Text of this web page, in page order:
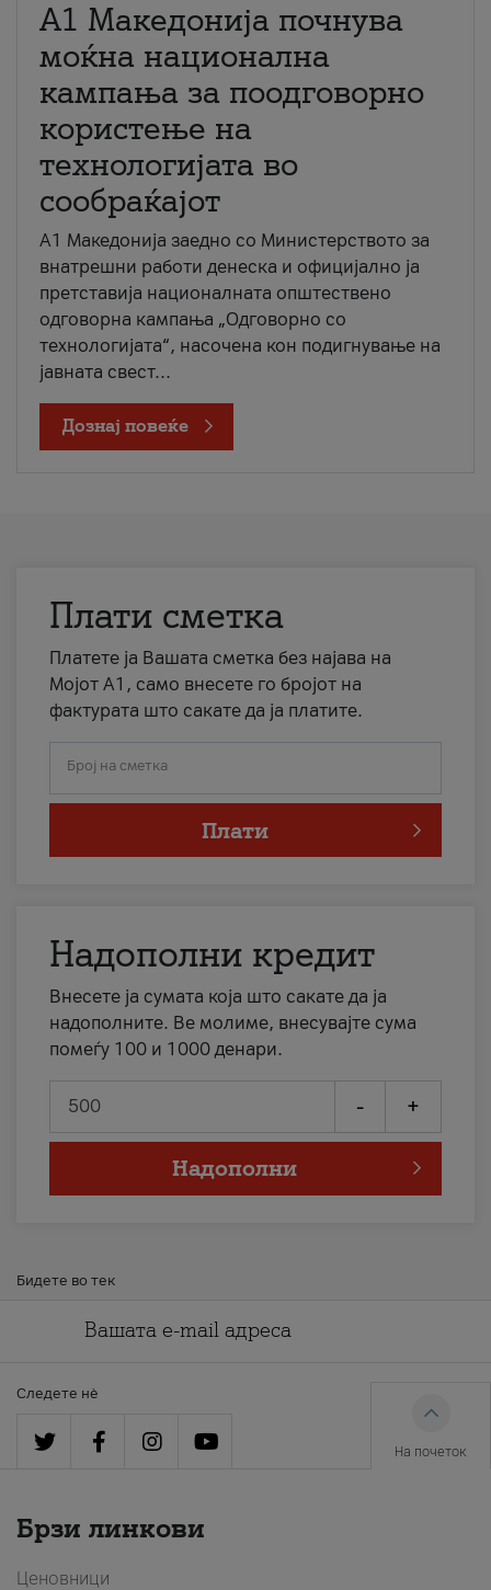
A1 Македонија почнува
моќна национална
кампања за поодговорно
користење на
технологијата во
сообраќајот
A1 Македонија заедно со Министерството за
внатрешни работи денеска и официјално ја
претставија националната општествено
одговорна кампања „Одговорно со
технологијата“, насочена кон подигнување на
јавната свест...
Дознај повеќе
Плати сметка
Платете ја Вашата сметка без најава на
Мојот А1, само внесете го бројот на
фактурата што сакате да ја платите.
Број на сметка
Плати
Надополни кредит
Внесете ја сумата која што сакате да ја
надополните. Ве молиме, внесувајте сума
помеѓу 100 и 1000 денари.
- +
Надополни
Бидете во тек
Следете нè
На почеток
Брзи линкови
Ценовници